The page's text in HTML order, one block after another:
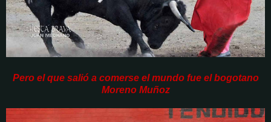
Pero el que salió a comerse el mundo fue el bogotano
Moreno Muñoz